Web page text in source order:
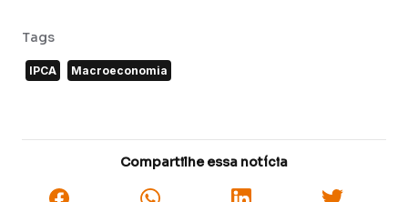
Tags
IPCA Macroeconomia
Compartilhe essa notícia